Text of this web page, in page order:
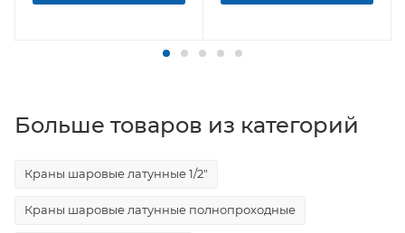
Больше товаров из категорий
Краны шаровые латунные 1/2"
Краны шаровые латунные полнопроходные